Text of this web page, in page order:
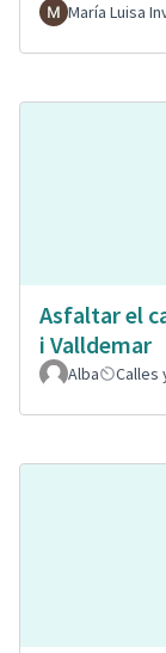
María Luisa
Asfaltar el
i Valldemar
Alba Calles